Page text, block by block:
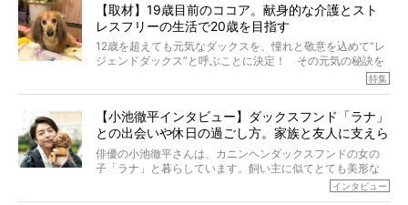
代の犬の食事は“ある重要な栄養”が不足しがちになっている
というのです。
それを効率よくおぎなってくれるのが、コラーゲン！ そ
こでわたしたちは、純度100%の犬用コラーゲンサプリ
『Ta-Ta(タータ)』を作りました！
愛犬家の83％が「健康維持を実感した」と評判のTa-Ta(タ
ータ)。健康維持をめざす、すべてのダックスたちに、どう
か届きますように。
【取材】19歳目前のココア。献身的な介護とスト
レスフリーの生活で20歳を目指す
12歳を超えても元気なダックスを、憧れと敬意を込めて“レ
ジェンドダックス”と呼ぶことに決定！ その元気の秘訣を
オーナーさんに伺うのが、特集『レジェンドダックスの肖
く」というオーナーさんのポリシーのもと、甘やかさずに
育てられ、18歳になるまで定期検査すらしたことがなかっ
たというココアくん。果たしてその長生きの秘訣とは。
特集
【小池徹平インタビュー】ダックスフンド「ラナ」
との出会いや休日の過ごし方。家族と友人に支えら
れてー
俳優の小池徹平さんは、カニンヘンダックスフンドの女の
子「ラナ」と暮らしています。飼い主に似てとても美形な
ラナは、現在８才。小池さんのインスタグラムでは、ラナ
と顔を寄せ合う写真も投稿されていて、ファンからは「ラ
インタビュー